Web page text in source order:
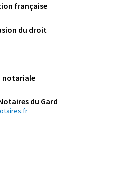
française
du droit
notariale
du Gard